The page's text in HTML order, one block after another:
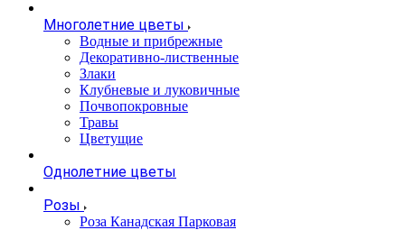
Многолетние цветы
Водные и прибрежные
Декоративно-лиственные
Злаки
Клубневые и луковичные
Почвопокровные
Травы
Цветущие
Однолетние цветы
Розы
Роза Канадская Парковая